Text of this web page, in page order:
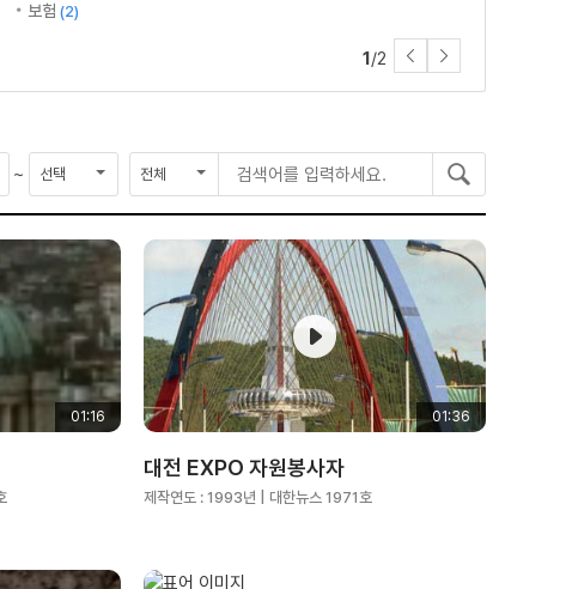
보험 (2)
1/2
~
료
연
도
검
색
구
색
어
를
세
요
검
색
01:16 01:36
대전 EXPO 자원봉사자
제작연도 : 1993년 | 대한뉴스 1971호